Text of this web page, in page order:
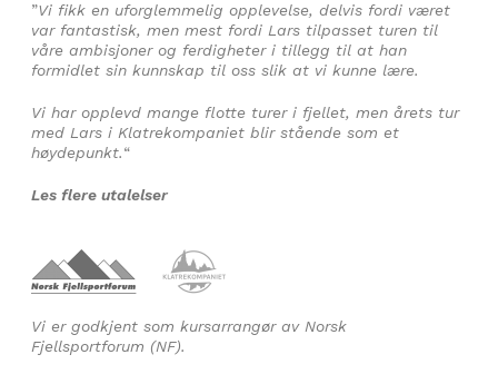
”Vi fikk en uforglemmelig opplevelse, delvis fordi været
var fantastisk, men mest fordi Lars tilpasset turen til
våre ambisjoner og ferdigheter i tillegg til at han
formidlet sin kunnskap til oss slik at vi kunne lære.
Vi har opplevd mange flotte turer i fjellet, men årets tur
med Lars i Klatrekompaniet blir stående som et
høydepunkt.“
Les flere utalelser
Vi er godkjent som kursarrangør av Norsk
Fjellsportforum (NF).